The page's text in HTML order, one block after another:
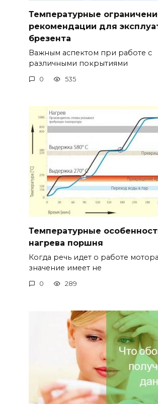
Температурные
рекомендации для
брезента
Важным аспектом при работе с
различными покрытиями
0 535
Температурные
нагрева поршня
Когда речь идет о работе
значение имеет не
0 289